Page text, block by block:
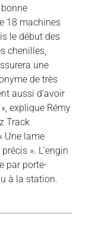
bonne
18 machines
le début des
chenilles,
une
de très
aussi d’avoir
explique Rémy
Track
Une lame
». L’engin
par porte-
à la station.